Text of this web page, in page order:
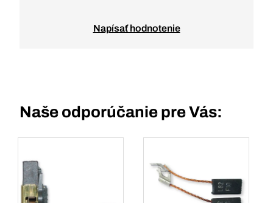
Napísať hodnotenie
Naše odporúčanie pre Vás: